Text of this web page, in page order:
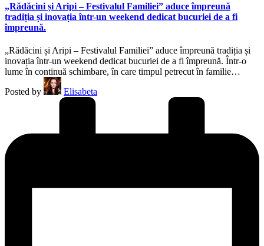
„Rădăcini și Aripi – Festivalul Familiei” aduce împreună
tradiția și inovația într-un weekend dedicat bucuriei de a fi
împreună.
„Rădăcini și Aripi – Festivalul Familiei” aduce împreună tradiția și
inovația într-un weekend dedicat bucuriei de a fi împreună. Într-o
lume în continuă schimbare, în care timpul petrecut în familie…
Posted by
Elisabeta